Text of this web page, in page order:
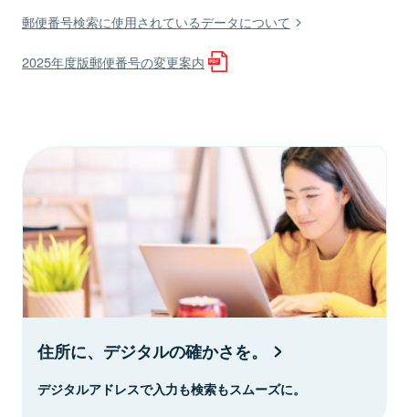
郵便番号検索に使用されているデータについて
2025年度版郵便番号の変更案内
住所に、デジタルの確かさを。
デジタルアドレスで入力も検索もスムーズに。